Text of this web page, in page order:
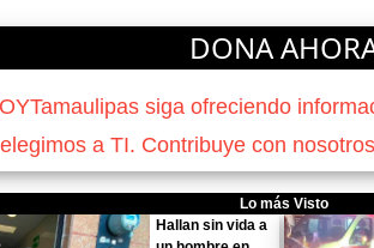
DONA
siga ofreciendo
elegimos a TI. Contribuye con
Lo más Visto
Hallan sin vida a